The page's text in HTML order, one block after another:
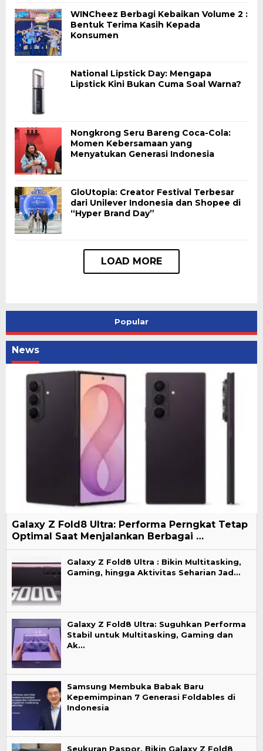
WINCheez Berbagi Kebaikan Volume 2 :
Bentuk Terima Kasih Kepada
Konsumen
National Lipstick Day: Mengapa
Lipstick Kini Bukan Cuma Soal Warna?
Nongkrong Seru Bareng Coca-Cola:
Momen Kebersamaan yang
Menyatukan Generasi Indonesia
GloUtopia: Creator Festival Terbesar
dari Unilever Indonesia dan Shopee di
“Hyper Brand Day”
Popular
News
Galaxy Z Fold8 Ultra: Performa Perngkat Tetap
Optimal Saat Menjalankan Berbagai …
Galaxy Z Fold8 Ultra : Bikin Multitasking,
Gaming, hingga Aktivitas Seharian Jad…
Galaxy Z Fold8 Ultra: Suguhkan Performa
Stabil untuk Multitasking, Gaming dan
Ak…
Samsung Membuka Babak Baru
Kepemimpinan 7 Generasi Foldables di
Indonesia
Seukuran Paspor, Bikin Galaxy Z Fold8